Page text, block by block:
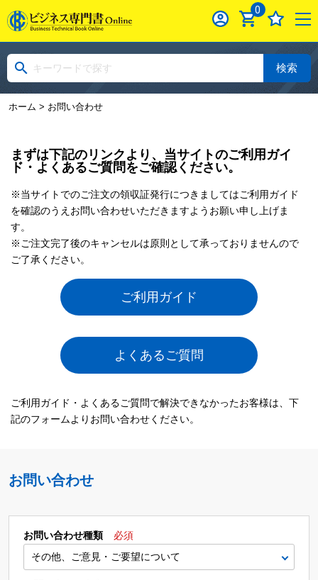
0
検索
ホーム > お問い合わせ
まずは下記のリンクより、当サイトのご利用ガイ
ド・よくあるご質問をご確認ください。
※当サイトでのご注文の領収証発行につきましてはご利用ガイド
を確認のうえお問い合わせいただきますようお願い申し上げま
す。
※ご注文完了後のキャンセルは原則として承っておりませんので
ご了承ください。
ご利用ガイド
よくあるご質問
ご利用ガイド・よくあるご質問で解決できなかったお客様は、下
記のフォームよりお問い合わせください。
お問い合わせ
お問い合わせ種類 必須